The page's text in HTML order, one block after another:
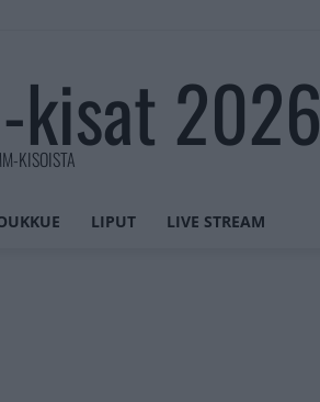
kisat 2026
KISOISTA
LIPUT LIVE STREAM